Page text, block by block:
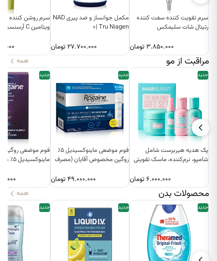
سرم تقویت‌ کننده سفت‌ کننده
رتینال شات سلیمکس
۳.۸۵۰.۰۰۰ تومان
مکمل جوانساز و ضد پیری NAD
| Tru Niagen+
۲۷.۷۰۰.۰۰۰تومان
سرم روشن کننده
ویتامین C آرسنسیا
مراقبت از مو همه
جدید
پک هدیه هیربرست شامل
شامپو، نرم‌کننده، ماسک تقویتی
۶.۰۰۰.۰۰۰ تومان
جدید
فوم موضعی ماینوکسیدیل ۵٪
روگین مخصوص آقایان (مصرف
۴۹.۰۰۰.۰۰۰تومان
جدید
فوم موضعی روگین
محصولات بدن همه
جدید جدید جدید